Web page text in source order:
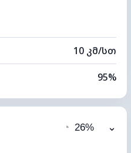
10 კმ/სთ
95%
64%
2 კმ
◔ 26% ⌄